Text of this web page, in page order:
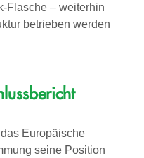
Flasche – weiterhin
betrieben werden
Europäische
seine Position